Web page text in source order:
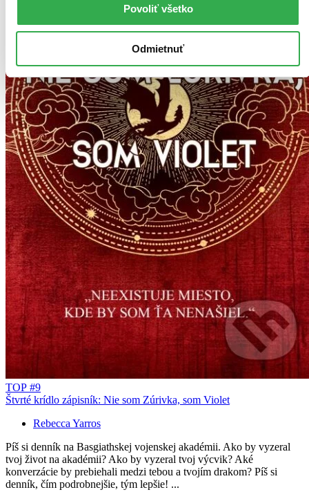
Povoliť všetko
Odmietnuť
TOP #9
Štvrté krídlo zápisník: Nie som Zúrivka, som Violet
Rebecca Yarros
Píš si denník na Basgiathskej vojenskej akadémii. Ako by vyzeral
tvoj život na akadémii? Ako by vyzeral tvoj výcvik? Aké
konverzácie by prebiehali medzi tebou a tvojím drakom? Píš si
denník, čím podrobnejšie, tým lepšie! ...